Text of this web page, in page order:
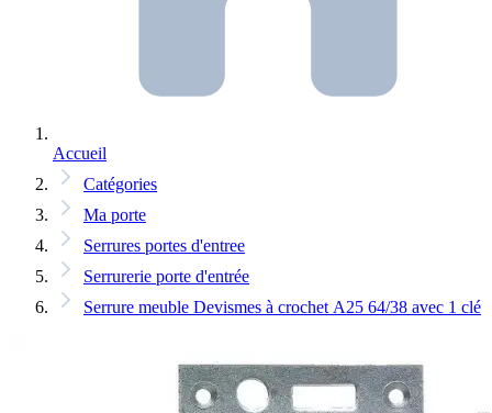
Accueil
Catégories
Ma porte
Serrures portes d'entree
Serrurerie porte d'entrée
Serrure meuble Devismes à crochet A25 64/38 avec 1 clé